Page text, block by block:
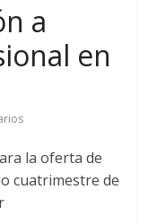
a
en
la oferta de
cuatrimestre de